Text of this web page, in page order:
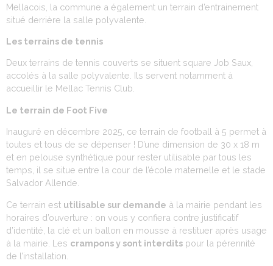
Mellacois, la commune a également un terrain d’entrainement
situé derrière la salle polyvalente.
Les terrains de tennis
Deux terrains de tennis couverts se situent square Job Saux,
accolés à la salle polyvalente. Ils servent notamment à
accueillir le Mellac Tennis Club.
Le terrain de Foot Five
Inauguré en décembre 2025, ce terrain de football à 5 permet à
toutes et tous de se dépenser ! D’une dimension de 30 x 18 m
et en pelouse synthétique pour rester utilisable par tous les
temps, il se situe entre la cour de l’école maternelle et le stade
Salvador Allende.
Ce terrain est utilisable sur demande à la mairie pendant les
horaires d’ouverture : on vous y confiera contre justificatif
d’identité, la clé et un ballon en mousse à restituer après usage
à la mairie. Les crampons y sont interdits pour la pérennité
de l’installation.